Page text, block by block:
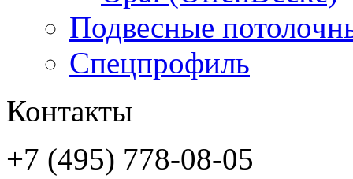
Подвесные
Спецпрофиль
Контакты
+7 (495) 778-08-05